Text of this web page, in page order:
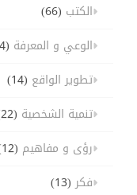
الكتب (66)
الوعي و المعرفة (24)
تطوير الواقع (14)
تنمية الشخصية (22)
رؤى و مفاهيم (12)
فكر(13)